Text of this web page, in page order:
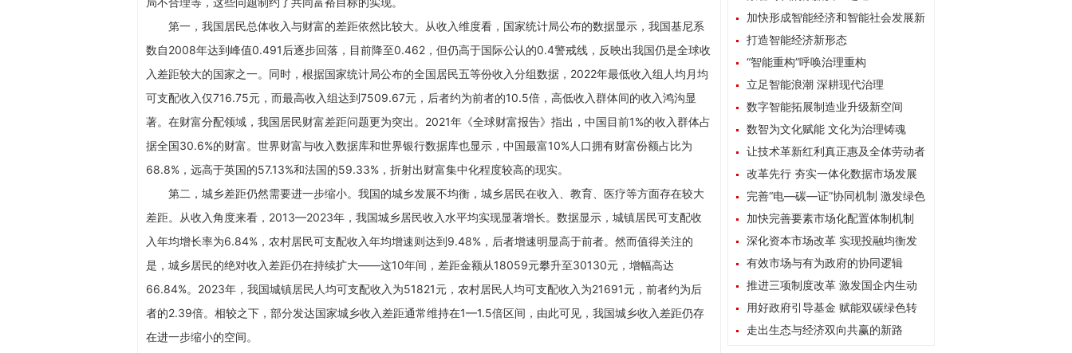
第一，我国居民总体收入与财富的差距依然比较大。从收入维度看，国家统计局公布的数据显示，我国基尼系
数自2008年达到峰值0.491后逐步回落，目前降至0.462，但仍高于国际公认的0.4警戒线，反映出我国仍是全球收
入差距较大的国家之一。同时，根据国家统计局公布的全国居民五等份收入分组数据，2022年最低收入组人均月均
可支配收入仅716.75元，而最高收入组达到7509.67元，后者约为前者的10.5倍，高低收入群体间的收入鸿沟显
著。在财富分配领域，我国居民财富差距问题更为突出。2021年《全球财富报告》指出，中国目前1%的收入群体占
据全国30.6%的财富。世界财富与收入数据库和世界银行数据库也显示，中国最富10%人口拥有财富份额占比为
68.8%，远高于英国的57.13%和法国的59.33%，折射出财富集中化程度较高的现实。
第二，城乡差距仍然需要进一步缩小。我国的城乡发展不均衡，城乡居民在收入、教育、医疗等方面存在较大
差距。从收入角度来看，2013—2023年，我国城乡居民收入水平均实现显著增长。数据显示，城镇居民可支配收
入年均增长率为6.84%，农村居民可支配收入年均增速则达到9.48%，后者增速明显高于前者。然而值得关注的
是，城乡居民的绝对收入差距仍在持续扩大——这10年间，差距金额从18059元攀升至30130元，增幅高达
66.84%。2023年，我国城镇居民人均可支配收入为51821元，农村居民人均可支配收入为21691元，前者约为后
者的2.39倍。相较之下，部分发达国家城乡收入差距通常维持在1—1.5倍区间，由此可见，我国城乡收入差距仍存
在进一步缩小的空间。
加快形成智能经济和智能社会发展新
格局打造智能经济新形态
“智能重构”呼唤治理重构
立足智能浪潮 深耕现代治理
数字智能拓展制造业升级新空间
数智为文化赋能 文化为治理铸魂
让技术革新红利真正惠及全体劳动者
改革先行 夯实一体化数据市场发展
根基完善“电—碳—证”协同机制 激发绿色
能源消费内生动力
加快完善要素市场化配置体制机制
深化资本市场改革 实现投融均衡发
展有效市场与有为政府的协同逻辑
推进三项制度改革 激发国企内生动
力 用好政府引导基金 赋能双碳绿色转
型 走出生态与经济双向共赢的新路